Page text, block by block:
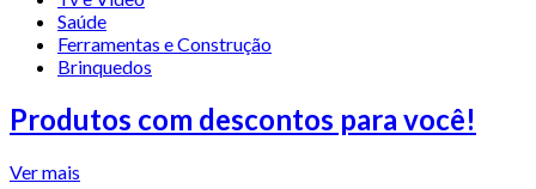
Saúde
Ferramentas e Construção
Brinquedos
Produtos com descontos para você!
Ver mais